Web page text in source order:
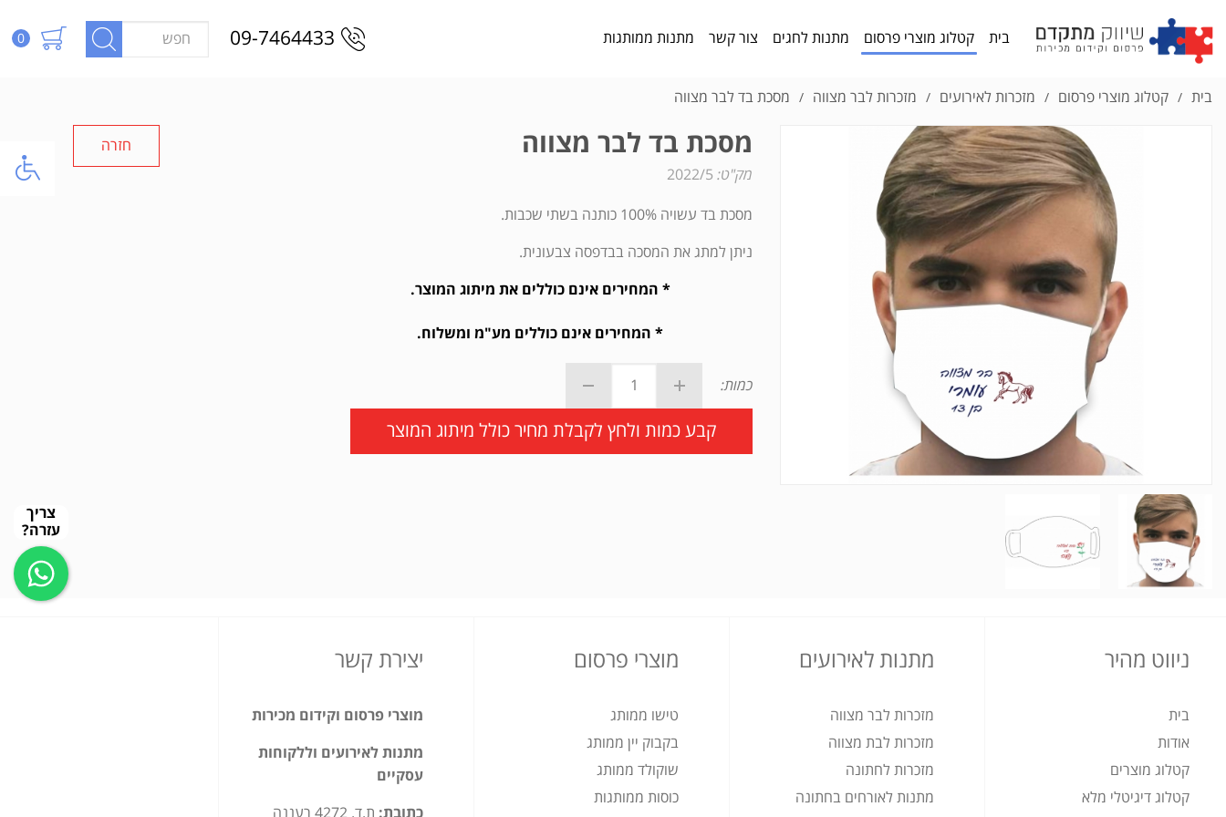
צריך
עזרה?
בית קטלוג מוצרי פרסום מתנות לחגים צור קשר מתנות ממותגות 0 09-7464433
בית / קטלוג מוצרי פרסום / מזכרות לאירועים / מזכרות לבר מצווה / מסכת בד לבר מצווה
חזרה מסכת בד לבר מצווה
מק"ט: 2022/5
מסכת בד עשויה 100% כותנה בשתי שכבות.
ניתן למתג את המסכה בבדפסה צבעונית.
* המחירים אינם כוללים את מיתוג המוצר.
* המחירים אינם כוללים מע"מ ומשלוח.
כמות:
קבע כמות ולחץ לקבלת מחיר כולל מיתוג המוצר
ניווט מהיר
בית
אודות
קטלוג מוצרים
קטלוג דיגיטלי מלא
מתנות לאירועים
מזכרות לבר מצווה
מזכרות לבת מצווה
מזכרות לחתונה
מתנות לאורחים בחתונה
מוצרי פרסום
טישו ממותג
בקבוק יין ממותג
שוקולד ממותג
כוסות ממותגות
יצירת קשר
מוצרי פרסום וקידום מכירות
מתנות לאירועים וללקוחות
עסקיים
כתובת: ת.ד. 4272 רעננה